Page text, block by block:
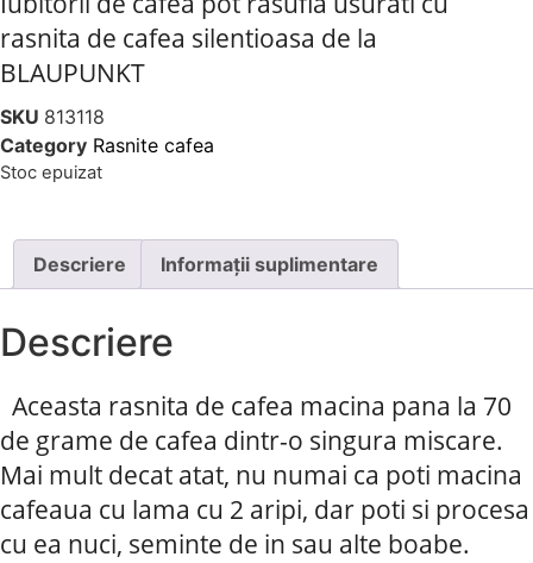
rasnita de cafea silentioasa de la
BLAUPUNKT
SKU 813118
Category Rasnite cafea
Stoc epuizat
Descriere Informații suplimentare
Descriere
Aceasta rasnita de cafea macina pana la 70
de grame de cafea dintr-o singura miscare.
Mai mult decat atat, nu numai ca poti macina
cafeaua cu lama cu 2 aripi, dar poti si procesa
cu ea nuci, seminte de in sau alte boabe.